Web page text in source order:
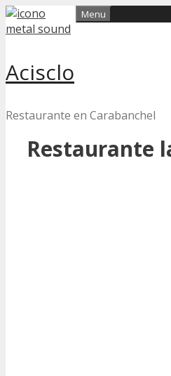
Skip
to
Acisclo
Restaurante en Carabanchel
Menu
Restaurante